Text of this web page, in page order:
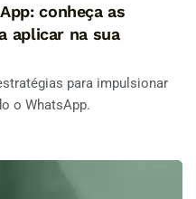
conheça as
aplicar na sua
para impulsionar
o WhatsApp.